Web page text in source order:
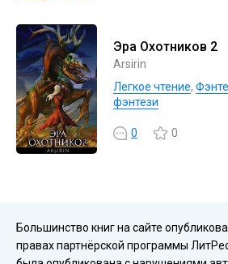
Эра Охотников 2
Arsirin
Легкое чтение,
фэнтези
0 0
Большинство книг на сайте
правах партнёрской программы